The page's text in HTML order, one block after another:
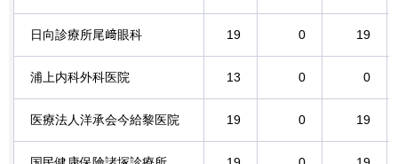
日向診療所尾﨑眼科 19 0 19
浦上内科外科医院 13 0 0
医療法人洋承会今給黎医院 19 0 19